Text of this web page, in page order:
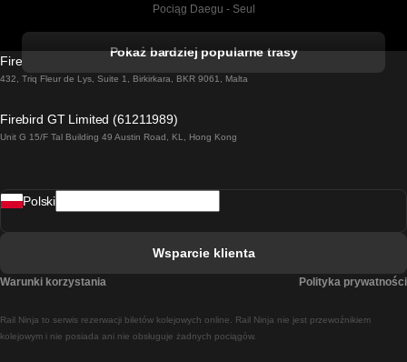
Pociąg Daegu - Seul
Pociąg Dublin - Galway
Pociąg Rzym - Neapol
Pociąg Madryt - Lizbona
Pokaż bardziej popularne trasy
Firebird GT Limited (OC 1451)
432, Triq Fleur de Lys, Suite 1, Birkirkara, BKR 9061, Malta
Firebird GT Limited (61211989)
Unit G 15/F Tal Building 49 Austin Road, KL, Hong Kong
Rail Ninja to serwis rezerwacji biletów kolejowych online. Rail Ninja nie jest przewoźnikiem
kolejowym i nie posiada ani nie obsługuje żadnych pociągów.
Polski
Wsparcie klienta
Warunki korzystania Polityka prywatności